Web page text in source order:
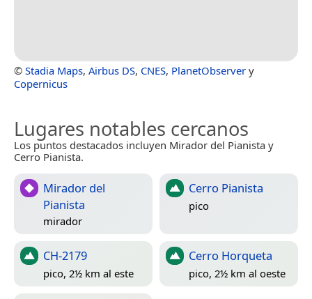
© Stadia Maps, Airbus DS, CNES, PlanetObserver y
Copernicus
Lugares notables cercanos
Los puntos destacados incluyen Mirador del Pianista y
Cerro Pianista.
Mirador del
Pianista
mirador
Cerro Pianista
pico
CH-2179
pico, 2½ km al este
Cerro Horqueta
pico, 2½ km al oeste